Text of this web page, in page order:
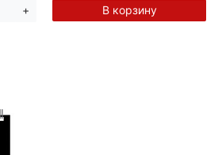
+ В корзину